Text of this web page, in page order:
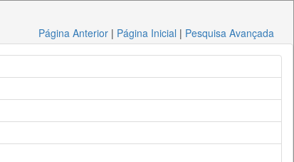
Página Anterior | Página Inicial | Pesquisa Avançada